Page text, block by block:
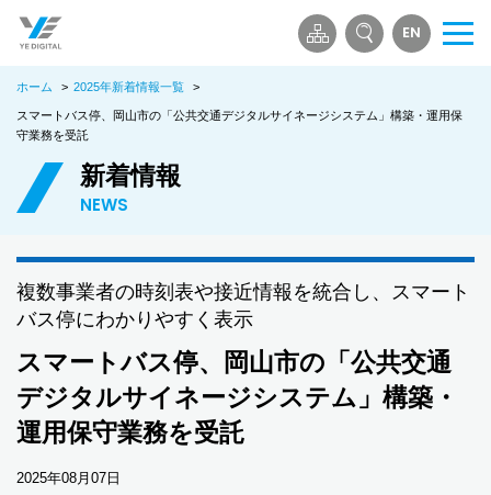
EN
メ
ー
ホーム > 2025年新着情報一覧 >
スマートバス停、岡山市の「公共交通デジタルサイネージシステム」構築・運用保
守業務を受託
新着情報
NEWS
複数事業者の時刻表や接近情報を統合し、スマート
バス停にわかりやすく表示
スマートバス停、岡山市の「公共交通
デジタルサイネージシステム」構築・
運用保守業務を受託
2025年08月07日